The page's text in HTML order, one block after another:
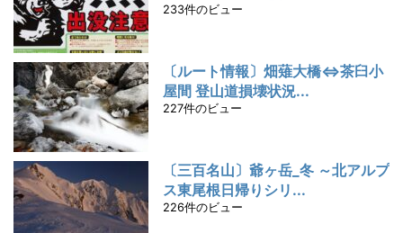
233件のビュー
〔ルート情報〕畑薙大橋⇔茶臼小
屋間 登山道損壊状況...
227件のビュー
〔三百名山〕爺ヶ岳_冬 ～北アルプ
ス東尾根日帰りシリ...
226件のビュー